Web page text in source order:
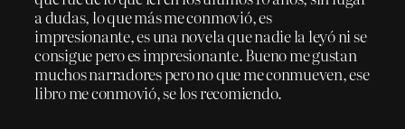
a dudas, lo que más me conmovió, es
impresionante, es una novela que nadie la leyó ni se
consigue pero es impresionante. Bueno me gustan
muchos narradores pero no que me conmueven, ese
libro me conmovió, se los recomiendo.